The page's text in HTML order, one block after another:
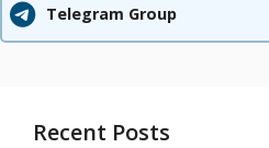
Telegram Group
Recent Posts